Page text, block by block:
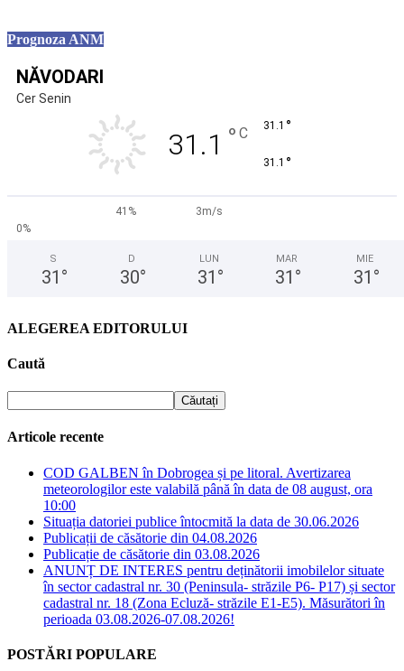
Prognoza ANM
NĂVODARI
Cer Senin
31.1 ° C 31.1 °
31.1 °
41%
3m/s
0%
S
31 °
D
30°
LUN
31 °
MAR
31 °
MIE
31 °
ALEGEREA EDITORULUI
Caută
Articole recente
COD GALBEN în Dobrogea și pe litoral. Avertizarea
meteorologilor este valabilă până în data de 08 august, ora
10:00
Situația datoriei publice întocmită la data de 30.06.2026
Publicații de căsătorie din 04.08.2026
Publicație de căsătorie din 03.08.2026
ANUNȚ DE INTERES pentru deținătorii imobilelor situate
în sector cadastral nr. 30 (Peninsula- străzile P6- P17) și sector
cadastral nr. 18 (Zona Ecluză- străzile E1-E5). Măsurători în
perioada 03.08.2026-07.08.2026!
POSTĂRI POPULARE